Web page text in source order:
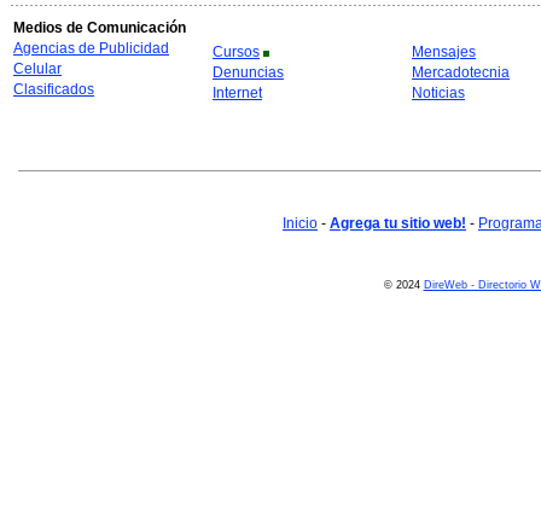
Medios de Comunicación
Agencias de Publicidad
Celular
Clasificados
Cursos
Denuncias
Internet
Mensajes
Mercadotecnia
Noticias
Inicio - Agrega tu sitio web! -
© 2024 DireWeb - Directorio